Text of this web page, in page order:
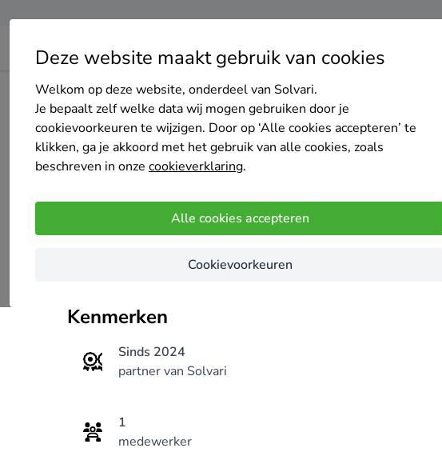
Deze website maakt gebruik van cookies
Welkom op deze website, onderdeel van Solvari.
Je bepaalt zelf welke data wij mogen gebruiken door je
cookievoorkeuren te wijzigen. Door op ‘Alle cookies accepteren’ te
klikken, ga je akkoord met het gebruik van alle cookies, zoals
beschreven in onze cookieverklaring.
Alle cookies accepteren
Cookievoorkeuren
Home Bedrijven overzicht Reinigingen Baillieu
Reinigingen Baillieu
Nog geen reviews
Kenmerken
Sinds 2024
partner van Solvari
1
medewerker